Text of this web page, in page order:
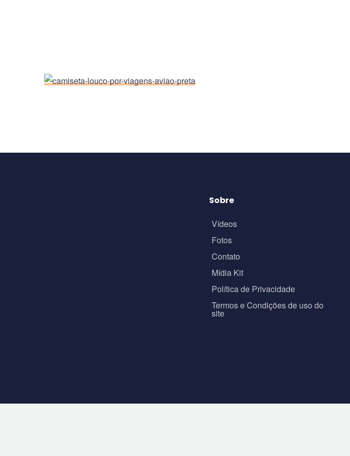
Sobre
Vídeos
Fotos
Contato
Mídia Kit
Política de Privacidade
Termos e Condições de uso do
site